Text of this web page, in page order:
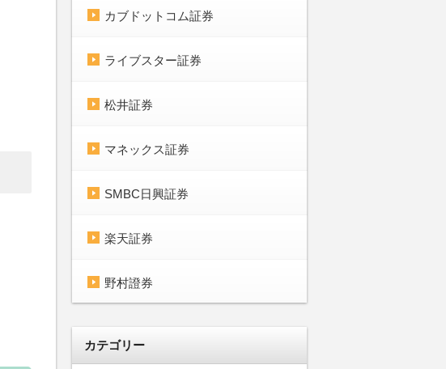
カブドットコム証券
ライブスター証券
松井証券
マネックス証券
SMBC日興証券
楽天証券
野村證券
カテゴリー